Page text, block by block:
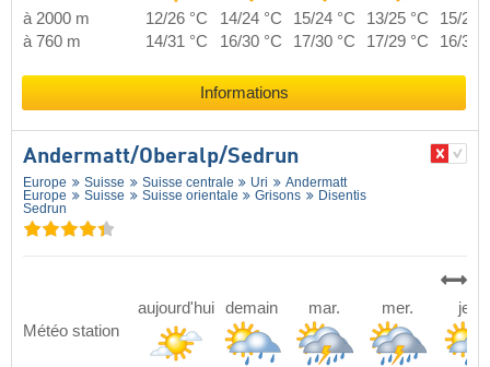
à 2000 m 12/26 °C 14/24 °C 15/24 °C 13/25 °C
15/26
à 760 m
14/31 °C 16/30 °C 17/30 °C 17/29 °C 16/30
Informations
Andermatt/​Oberalp/​Sedrun
Europe Suisse Suisse centrale Uri
Andermatt
Europe
Suisse Suisse orientale Grisons
Disentis
Sedrun
Météo station
aujourd'hui demain mar. mer. jeu.